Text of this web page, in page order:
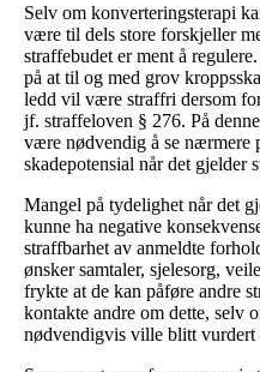
Selv om konverteringsterapi
være til dels store forskjeller
straffebudet er ment å
på at til og med grov
ledd vil være straffri dersom
jf. straffeloven § 276. På
være nødvendig å se nærmere
skadepotensial når det gjelder
Mangel på tydelighet når det
kunne ha negative
straffbarhet av anmeldte
ønsker samtaler, sjelesorg,
frykte at de kan påføre andre
kontakte andre om dette, selv
nødvendigvis ville blitt vurdert